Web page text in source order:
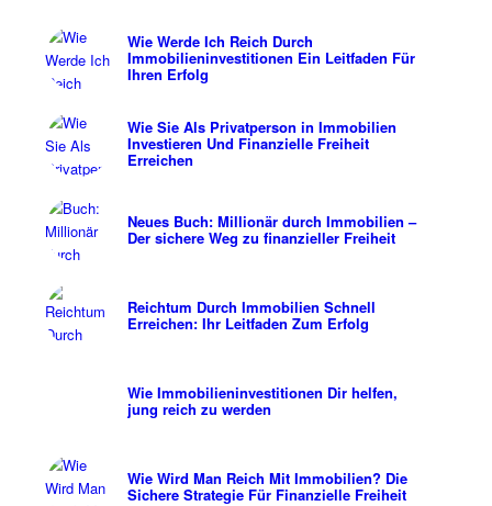
Wie Werde Ich Reich Durch
Immobilieninvestitionen Ein Leitfaden Für
Ihren Erfolg
Wie Sie Als Privatperson in Immobilien
Investieren Und Finanzielle Freiheit
Erreichen
Neues Buch: Millionär durch Immobilien –
Der sichere Weg zu finanzieller Freiheit
Reichtum Durch Immobilien Schnell
Erreichen: Ihr Leitfaden Zum Erfolg
Wie Immobilieninvestitionen Dir helfen,
jung reich zu werden
Wie Wird Man Reich Mit Immobilien? Die
Sichere Strategie Für Finanzielle Freiheit